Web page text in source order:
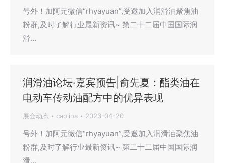
号外！加阿元微信“rhyayuan”,受邀加入润滑油聚焦油
粉群,及时了解行业最新资讯~ 第二十二届中国国际润
滑…
润滑油论坛·嘉宾预告|俞先夏：酯类油在
电动车传动油配方中的优异表现
展会动态 caolina 2023-04-20
号外！加阿元微信“rhyayuan”,受邀加入润滑油聚焦油
粉群,及时了解行业最新资讯~ 第二十二届中国国际润
滑…